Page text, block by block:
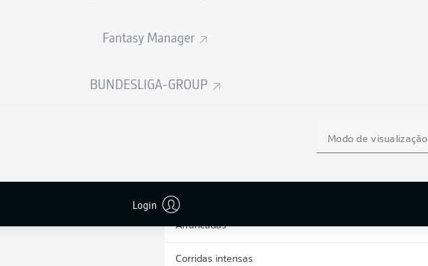
Fantasy Manager
BUNDESLIGA-GROUP
Modo de visualização
Login
DA TEMPORADA 2018/2019
Arrancadas
Corridas intensas